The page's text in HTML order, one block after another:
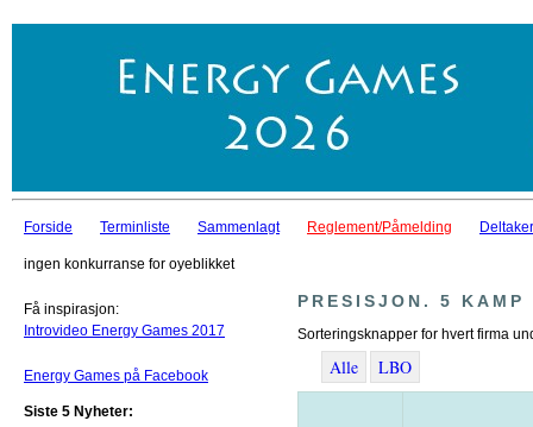
Forside Terminliste Sammenlagt Reglement/Påmelding
ingen konkurranse for oyeblikket
Få inspirasjon:
Introvideo Energy Games 2017
Energy Games på Facebook
Siste 5 Nyheter:
PRESISJON. 5 KAMP
Sorteringsknapper for hvert firma
Alle LBO